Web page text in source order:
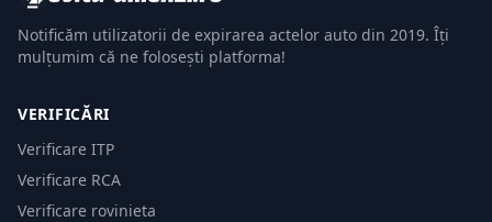
Notificăm utilizatorii de expirarea actelor auto din 2019. Îți
mulțumim că ne folosești platforma!
VERIFICĂRI
Verificare ITP
Verificare RCA
Verificare rovinieta